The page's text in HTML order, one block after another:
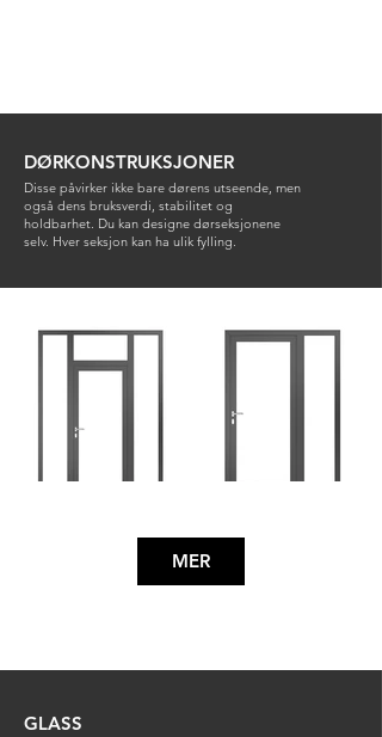
DØRKONSTRUKSJONER
Disse påvirker ikke bare dørens utseende, men
også dens bruksverdi, stabilitet og
holdbarhet. Du kan designe dørseksjonene
selv. Hver seksjon kan ha ulik fylling.
Aluminiumsdør med
Aluminiumsdør med
MER
GLASS